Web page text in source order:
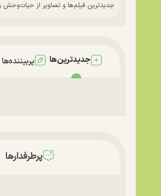
جدیدترین فیلم‌ها و تصاویر از حیات‌وحش
جدیدترین‌ها پربیننده‌ها
پرطرفدارها